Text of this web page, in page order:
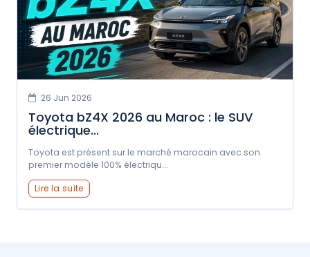
26 Jun 2026
Toyota bZ4X 2026 au Maroc : le SUV
électrique...
Toyota est présent sur le marché marocain avec son
premier modèle 100% électriqu...
Lire la suite